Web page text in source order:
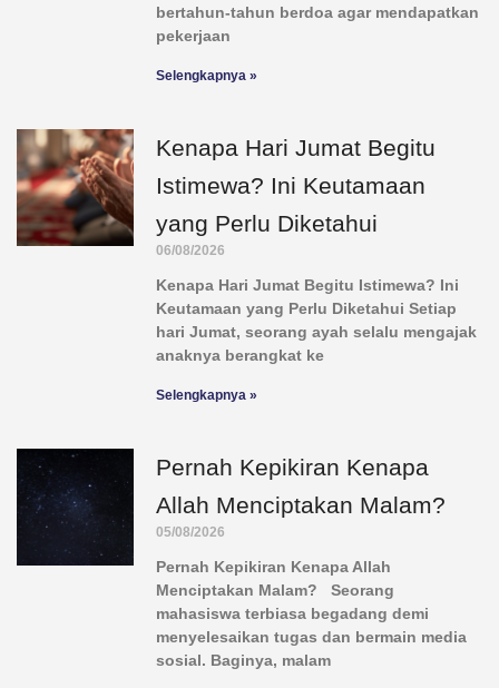
bertahun-tahun berdoa agar mendapatkan
pekerjaan
Selengkapnya »
Kenapa Hari Jumat Begitu
Istimewa? Ini Keutamaan
yang Perlu Diketahui
06/08/2026
Kenapa Hari Jumat Begitu Istimewa? Ini
Keutamaan yang Perlu Diketahui Setiap
hari Jumat, seorang ayah selalu mengajak
anaknya berangkat ke
Selengkapnya »
Pernah Kepikiran Kenapa
Allah Menciptakan Malam?
05/08/2026
Pernah Kepikiran Kenapa Allah
Menciptakan Malam? Seorang
mahasiswa terbiasa begadang demi
menyelesaikan tugas dan bermain media
sosial. Baginya, malam